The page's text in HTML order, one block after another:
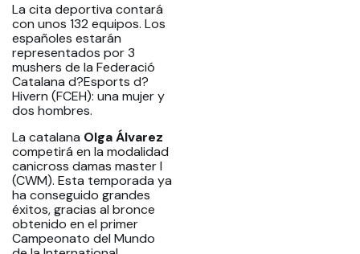
La cita deportiva contará
con unos 132 equipos. Los
españoles estarán
representados por 3
mushers de la Federació
Catalana d?Esports d?
Hivern (FCEH): una mujer y
dos hombres.
La catalana Olga Álvarez
competirá en la modalidad
canicross damas master I
(CWM). Esta temporada ya
ha conseguido grandes
éxitos, gracias al bronce
obtenido en el primer
Campeonato del Mundo